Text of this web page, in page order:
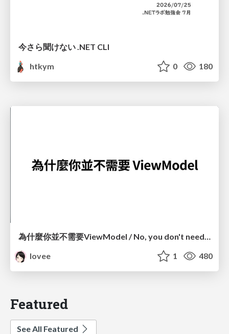
今さら聞けない .NET CLI
htkym
0 180
為什麼你並不需要ViewModel / No, you don't need a ViewModel
lovee
1 480
Featured
See All Featured